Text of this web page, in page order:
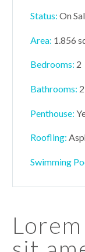
Status: On
Area: 1.856
Bedrooms: 2
Bathrooms: 2
Penthouse:
Roofling:
Swimming